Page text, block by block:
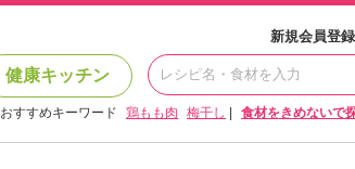
新規会員登録
健康キッチン
おすすめキーワード 鶏もも肉 梅干し 食材をきめないで